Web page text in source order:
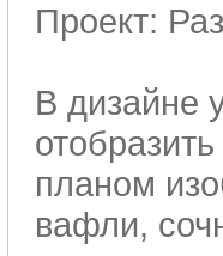
Проект:
В дизайне
планом
вафли,